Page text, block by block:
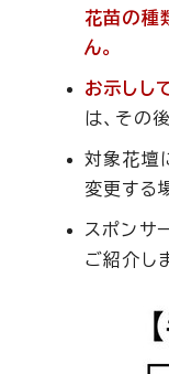
花苗の種
ん。
お示しし
は、その
対象花壇
変更する
スポンサ
ご紹介し